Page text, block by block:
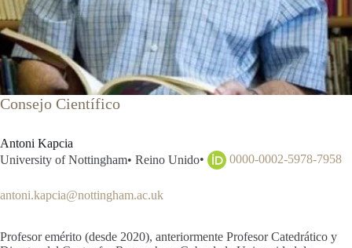
Consejo Científico
Antoni Kapcia
University of Nottingham• Reino Unido• 0000-0002-5978-7958
antoni.kapcia@nottingham.ac.uk
Profesor emérito (desde 2020), anteriormente Profesor Catedrático y